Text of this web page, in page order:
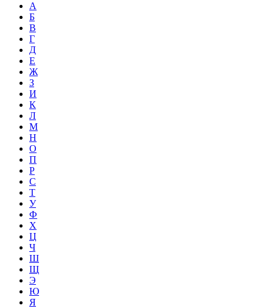
А
Б
В
Г
Д
Е
Ж
З
И
К
Л
М
Н
О
П
Р
С
Т
У
Ф
Х
Ц
Ч
Ш
Щ
Э
Ю
Я